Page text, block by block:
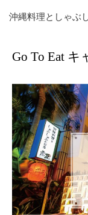
沖縄料理としゃ
ブログ
未
Go To Eat キ